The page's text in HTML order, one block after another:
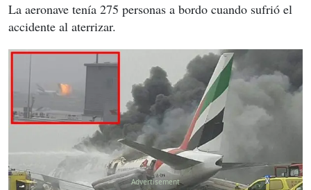
La aeronave tenía 275 personas a bordo cuando sufrió el
accidente al aterrizar.
X